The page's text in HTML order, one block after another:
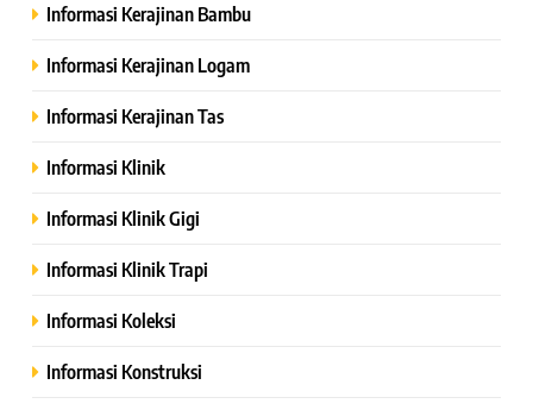
Informasi Kerajinan Bambu
Informasi Kerajinan Logam
Informasi Kerajinan Tas
Informasi Klinik
Informasi Klinik Gigi
Informasi Klinik Trapi
Informasi Koleksi
Informasi Konstruksi